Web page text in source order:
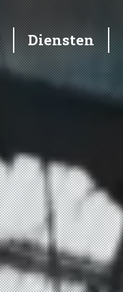
Diensten